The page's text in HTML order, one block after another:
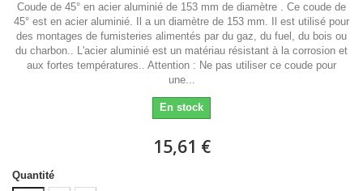
Coude de 45° en acier aluminié de 153 mm de diamètre . Ce coude de
45° est en acier aluminié. Il a un diamètre de 153 mm. Il est utilisé pour
des montages de fumisteries alimentés par du gaz, du fuel, du bois ou
du charbon.. L'acier aluminié est un matériau résistant à la corrosion et
aux fortes températures.. Attention : Ne pas utiliser ce coude pour
une...
En stock
15,61 €
Quantité